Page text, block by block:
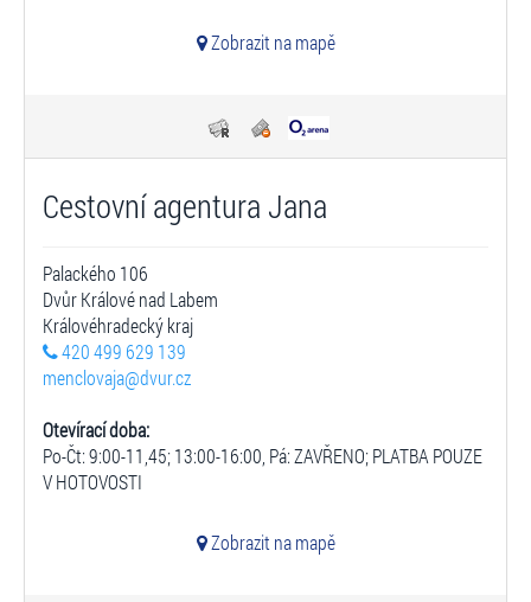
Zobrazit na mapě
Cestovní agentura Jana
Palackého 106
Dvůr Králové nad Labem
Královéhradecký kraj
420 499 629 139
menclovaja@dvur.cz
Otevírací doba:
Po-Čt: 9:00-11,45; 13:00-16:00, Pá: ZAVŘENO; PLATBA POUZE
V HOTOVOSTI
Zobrazit na mapě